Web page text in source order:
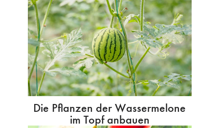
Die Pflanzen der Wassermelone
im Topf anbauen